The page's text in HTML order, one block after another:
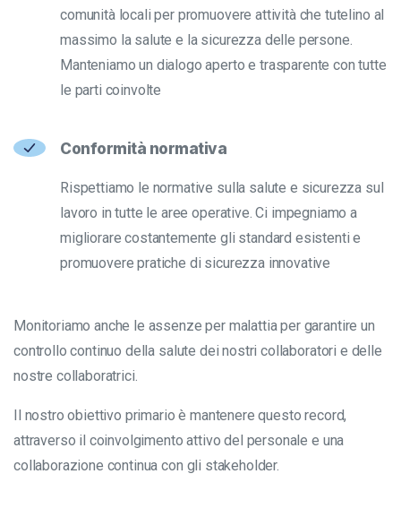
comunità locali per promuovere attività che tutelino al
massimo la salute e la sicurezza delle persone.
Manteniamo un dialogo aperto e trasparente con tutte
le parti coinvolte
Conformità normativa
Rispettiamo le normative sulla salute e sicurezza sul
lavoro in tutte le aree operative. Ci impegniamo a
migliorare costantemente gli standard esistenti e
promuovere pratiche di sicurezza innovative
Monitoriamo anche le assenze per malattia per garantire un
controllo continuo della salute dei nostri collaboratori e delle
nostre collaboratrici.
Il nostro obiettivo primario è mantenere questo record,
attraverso il coinvolgimento attivo del personale e una
collaborazione continua con gli stakeholder.